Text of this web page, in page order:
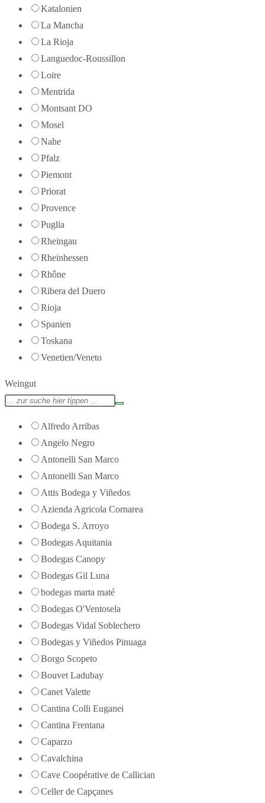
Katalonien
La Mancha
La Rioja
Languedoc-Roussillon
Loire
Mentrida
Montsant DO
Mosel
Nahe
Pfalz
Piemont
Priorat
Provence
Puglia
Rheingau
Rheinhessen
Rhône
Ribera del Duero
Rioja
Spanien
Toskana
Venetien/Veneto
Weingut
Alfredo Arribas
Angelo Negro
Antonelli San Marco
Antonelli San Marco
Attis Bodega y Viñedos
Azienda Agricola Cornarea
Bodega S. Arroyo
Bodegas Aquitania
Bodegas Canopy
Bodegas Gil Luna
bodegas marta maté
Bodegas O'Ventosela
Bodegas Vidal Soblechero
Bodegas y Viñedos Pinuaga
Borgo Scopeto
Bouvet Ladubay
Canet Valette
Cantina Colli Euganei
Cantina Frentana
Caparzo
Cavalchina
Cave Coopérative de Callician
Celler de Capçanes